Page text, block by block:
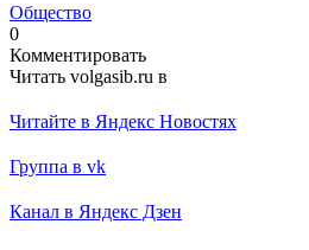
Общество
0
Комментировать
Читать volgasib.ru в
Читайте в Яндекс Новостях
Группа в vk
Канал в Яндекс Дзен